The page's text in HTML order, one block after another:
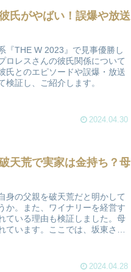
氏がやばい！誤爆や放送
『THE W 2023』で見事優勝し
ロレスさんの彼氏関係について
氏とのエピソードや誤爆・放送
証し、ご紹介します。
2024.04.30
天荒で実家は金持ち？母
身の父親を破天荒だと明かして
か。また、ワイナリーを経営す
ている理由も検証しました。母
ています。ここでは、坂東さん
2024.04.28